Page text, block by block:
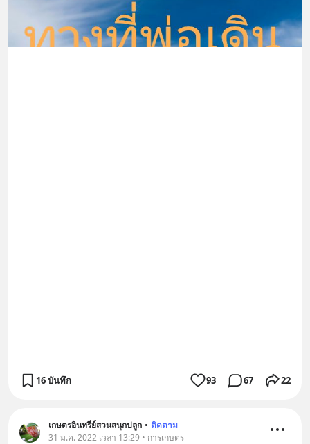
16 บันทึก 93 67 22
เกษตรอินทรีย์สวนสนุกปลูก • ติดตาม
31 ม.ค. 2022 เวลา 13:29 • การเกษตร